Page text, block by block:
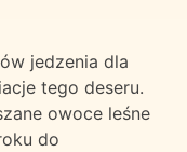
jedzenia dla
tego deseru.
owoce leśne
do